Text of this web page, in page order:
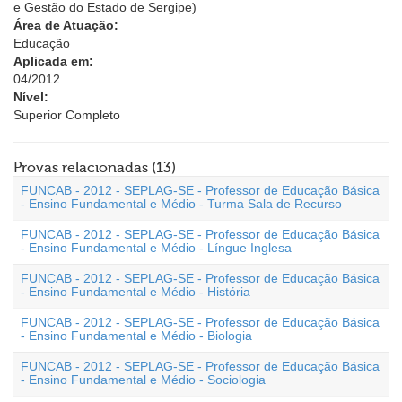
e Gestão do Estado de Sergipe)
Área de Atuação:
Educação
Aplicada em:
04/2012
Nível:
Superior Completo
Provas relacionadas (13)
FUNCAB - 2012 - SEPLAG-SE - Professor de Educação Básica
- Ensino Fundamental e Médio - Turma Sala de Recurso
FUNCAB - 2012 - SEPLAG-SE - Professor de Educação Básica
- Ensino Fundamental e Médio - Língue Inglesa
FUNCAB - 2012 - SEPLAG-SE - Professor de Educação Básica
- Ensino Fundamental e Médio - História
FUNCAB - 2012 - SEPLAG-SE - Professor de Educação Básica
- Ensino Fundamental e Médio - Biologia
FUNCAB - 2012 - SEPLAG-SE - Professor de Educação Básica
- Ensino Fundamental e Médio - Sociologia